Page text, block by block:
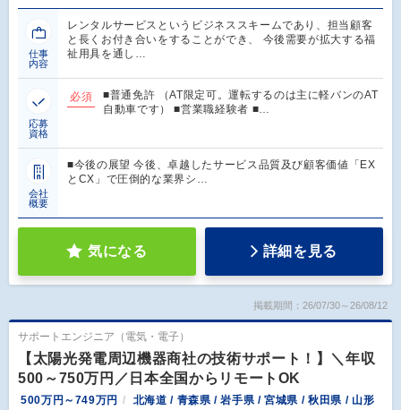
仕事
内容
レンタルサービスというビジネススキームであり、担当顧客
と長くお付き合いをすることができ、 今後需要が拡大する福
祉用具を通し…
応募
資格
必須
■普通免許 （AT限定可。運転するのは主に軽バンのAT
自動車です） ■営業職経験者 ■…
会社
概要
■今後の展望 今後、卓越したサービス品質及び顧客価値「EX
とCX」で圧倒的な業界シ…
気になる 詳細を見る
掲載期間：26/07/30～26/08/12
サポートエンジニア（電気・電子）
【太陽光発電周辺機器商社の技術サポート！】＼年収
500～750万円／日本全国からリモートOK
500万円～749万円 北海道 / 青森県 / 岩手県 / 宮城県 / 秋田県 / 山形